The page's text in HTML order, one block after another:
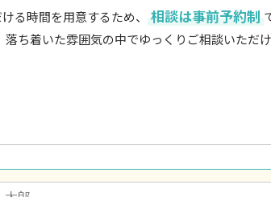
る時間を用意するため、 相談は事前予約制
落ち着いた雰囲気の中でゆっくりご相談いただ